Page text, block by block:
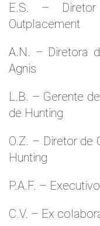
E.S. –
Outplacement
A.N. – Diretora
Agnis
L.B. – Gerente
de Hunting
O.Z. – Diretor de
Hunting
P.A.F. –
C.V. – Ex